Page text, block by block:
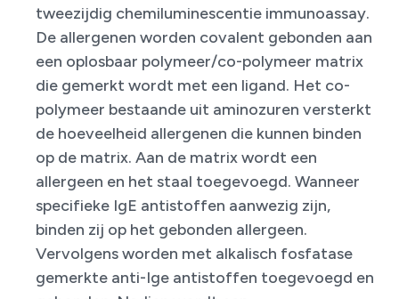
tweezijdig chemiluminescentie immunoassay.
De allergenen worden covalent gebonden aan
een oplosbaar polymeer/co-polymeer matrix
die gemerkt wordt met een ligand. Het co-
polymeer bestaande uit aminozuren versterkt
de hoeveelheid allergenen die kunnen binden
op de matrix. Aan de matrix wordt een
allergeen en het staal toegevoegd. Wanneer
specifieke IgE antistoffen aanwezig zijn,
binden zij op het gebonden allergeen.
Vervolgens worden met alkalisch fosfatase
gemerkte anti-Ige antistoffen toegevoegd en